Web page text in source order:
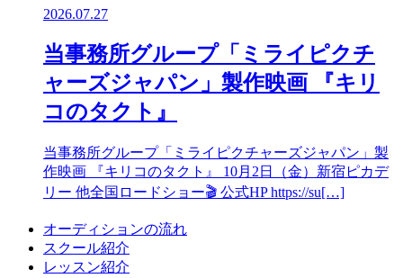
2026.07.27
当事務所グループ「ミライピクチ
ャーズジャパン」製作映画 『キリ
コのタクト』
当事務所グループ「ミライピクチャーズジャパン」製
作映画 『キリコのタクト』 10月2日（金）新宿ピカデ
リー 他全国ロードショー🎬 公式HP https://su[…]
オーディションの流れ
スクール紹介
レッスン紹介